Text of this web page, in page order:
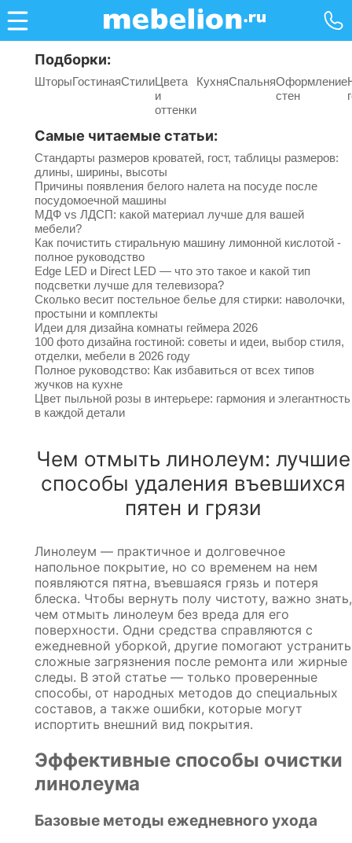
Подборки:
ШторыГостинаяСтилиЦвета
и
оттенки
КухняСпальняОформление
стен
Самые читаемые статьи:
Стандарты размеров кроватей, гост, таблицы размеров:
длины, ширины, высоты
Причины появления белого налета на посуде после
посудомоечной машины
МДФ vs ЛДСП: какой материал лучше для вашей
мебели?
Как почистить стиральную машину лимонной кислотой -
полное руководство
Edge LED и Direct LED — что это такое и какой тип
подсветки лучше для телевизора?
Сколько весит постельное белье для стирки: наволочки,
простыни и комплекты
Идеи для дизайна комнаты геймера 2026
100 фото дизайна гостиной: советы и идеи, выбор стиля,
отделки, мебели в 2026 году
Полное руководство: Как избавиться от всех типов
жучков на кухне
Цвет пыльной розы в интерьере: гармония и элегантность
в каждой детали
Чем отмыть линолеум: лучшие
способы удаления въевшихся
пятен и грязи
Линолеум — практичное и долговечное
напольное покрытие, но со временем на нем
появляются пятна, въевшаяся грязь и потеря
блеска. Чтобы вернуть полу чистоту, важно знать,
чем отмыть линолеум без вреда для его
поверхности. Одни средства справляются с
ежедневной уборкой, другие помогают устранить
сложные загрязнения после ремонта или жирные
следы. В этой статье — только проверенные
способы, от народных методов до специальных
составов, а также ошибки, которые могут
испортить внешний вид покрытия.
Эффективные способы очистки
линолеума
Базовые методы ежедневного ухода